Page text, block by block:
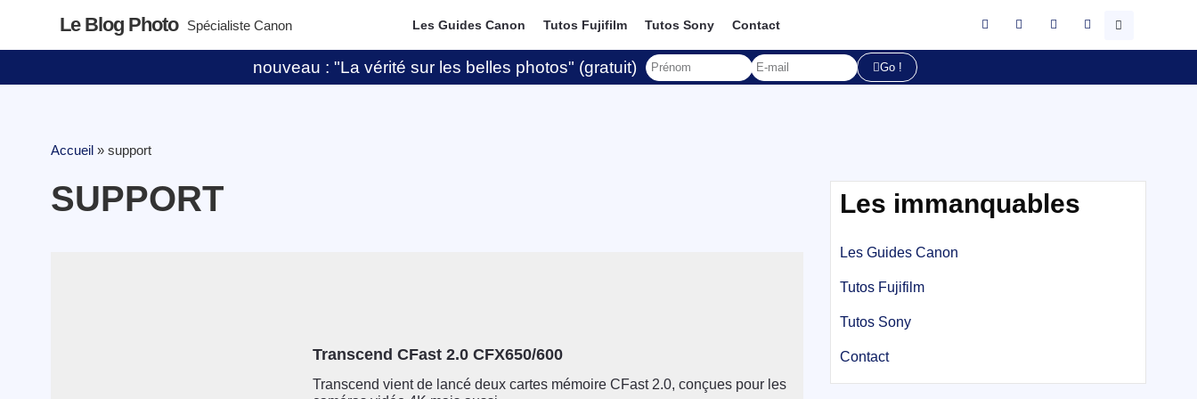
Le Blog Photo Spécialiste Canon Les Guides Canon Tutos Fujifilm Tutos Sony Contact
nouveau : "La vérité sur les belles photos" (gratuit) Go !
Accueil » support
SUPPORT
Transcend CFast 2.0 CFX650/600
Transcend vient de lancé deux cartes mémoire CFast 2.0, conçues pour les
Les immanquables
Les Guides Canon
Tutos Fujifilm
Tutos Sony
Contact